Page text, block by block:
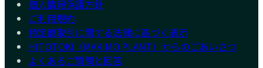
個人情報保護方針
ご利用規約
特定商取引に関する法律に基づく表示
HITOTOKI（MAKIMO PLANT）からのごあいさつ
よくあるご質問と回答